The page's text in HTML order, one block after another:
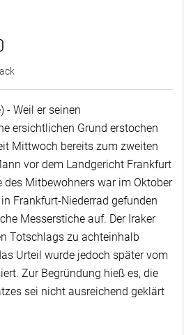
Weil er seinen
ersichtlichen Grund erstochen
Mittwoch bereits zum zweiten
vor dem Landgericht Frankfurt
des Mitbewohners war im Oktober
Frankfurt-Niederrad gefunden
Messerstiche auf. Der Iraker
Totschlags zu achteinhalb
Urteil wurde jedoch später vom
Zur Begründung hieß es, die
sei nicht ausreichend geklärt